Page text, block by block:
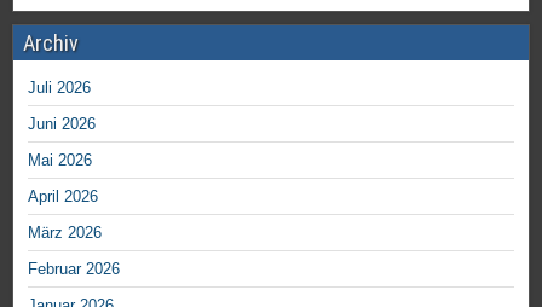
Archiv
Juli 2026
Juni 2026
Mai 2026
April 2026
März 2026
Februar 2026